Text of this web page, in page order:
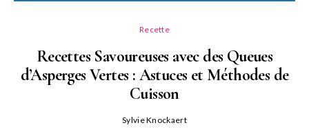
Recette
Recettes Savoureuses avec des Queues
d’Asperges Vertes : Astuces et Méthodes de
Cuisson
Sylvie Knockaert